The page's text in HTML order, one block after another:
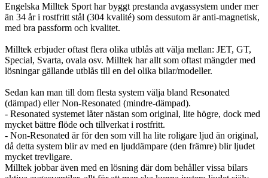
Engelska Milltek Sport har byggt prestanda avgassystem under mer
än 34 år i rostfritt stål (304 kvalité) som dessutom är anti-magnetisk,
med bra passform och kvalitet.
Milltek erbjuder oftast flera olika utblås att välja mellan: JET, GT,
Special, Svarta, ovala osv. Milltek har allt som oftast mängder med
lösningar gällande utblås till en del olika bilar/modeller.
Sedan kan man till dom flesta system välja bland Resonated
(dämpad) eller Non-Resonated (mindre-dämpad).
- Resonated systemet låter nästan som original, lite högre, dock med
mycket bättre flöde och tillverkat i rostfritt.
- Non-Resonated är för den som vill ha lite roligare ljud än original,
då detta system blir av med en ljuddämpare (den främre) blir ljudet
mycket trevligare.
Milltek jobbar även med en lösning där dom behåller vissa bilars